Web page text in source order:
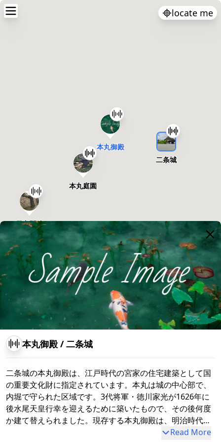
locate me
本丸御殿 /二条城
二条城の本丸御殿は、江戸時代の宮家の住宅建築として国
の重要文化財に指定されています。本丸は城の中心部で、
内堀で守られた区域です。3代将軍・徳川家光が1626年に
後水尾天皇行幸を迎えるために築いたもので、その後何度
か建て替えられました。現存する本丸御殿は、明治時代に
京都御所から移築されたもので、宮家の生活空間を知るこ
Read More
本丸庭園
本丸御殿
二条城
天守閣跡